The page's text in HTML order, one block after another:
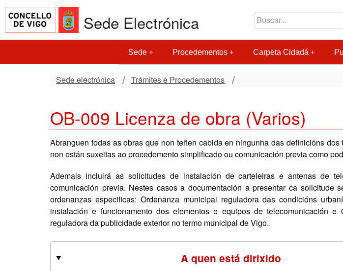
Sede Electrónica
Sede Procedementos Carpeta Cidadá
Sede electrónica Trámites e Procedementos
OB-009 Licenza de obra (Varios)
Abranguen todas as obras que non teñen cabida en ningunha das definicións dos
non están suxeitas ao procedemento simplificado ou comunicación previa como
Ademais incluirá as solicitudes de instalación de carteleiras e antenas de
comunicación previa. Nestes casos a documentación a presentar ca solicitude
ordenanzas especificas: Ordenanza municipal reguladora das condicións
instalación e funcionamento dos elementos e equipos de telecomunicación e
reguladora da publicidade exterior no termo municipal de Vigo.
A quen está dirixido